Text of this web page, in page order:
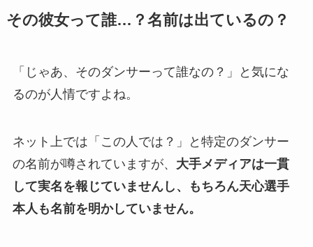
その彼女って誰…？名前は出ているの？
「じゃあ、そのダンサーって誰なの？」と気にな
るのが人情ですよね。
ネット上では「この人では？」と特定のダンサー
の名前が噂されていますが、 大手メディアは一貫
して実名を報じていませんし、もちろん天心選手
本人も名前を明かしていません。